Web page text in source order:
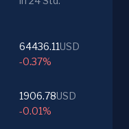
64436.11USD
-0.37%
1906.78USD
-0.01%